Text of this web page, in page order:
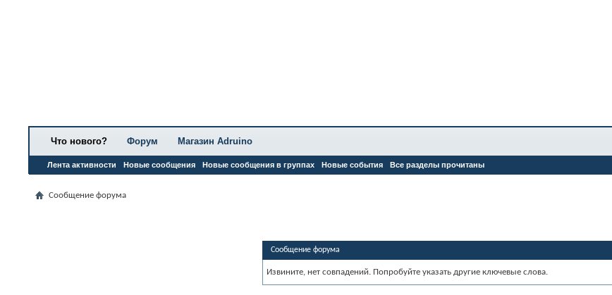
Что нового?
Лента активности Новые сообщения Новые сообщения в группах Новые события Все разделы прочитаны
Форум Магазин Adruino
Сообщение форума
Сообщение форума
Извините, нет совпадений. Попробуйте указать другие ключевые слова.